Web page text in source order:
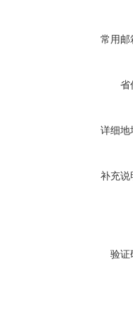
常用邮
省
详细地
补充说
验证